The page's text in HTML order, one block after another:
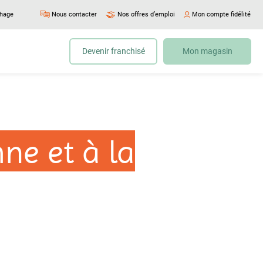
Nous contacter Nos offres d’emploi Mon compte fidélité
Devenir franchisé Mon magasin
et à la